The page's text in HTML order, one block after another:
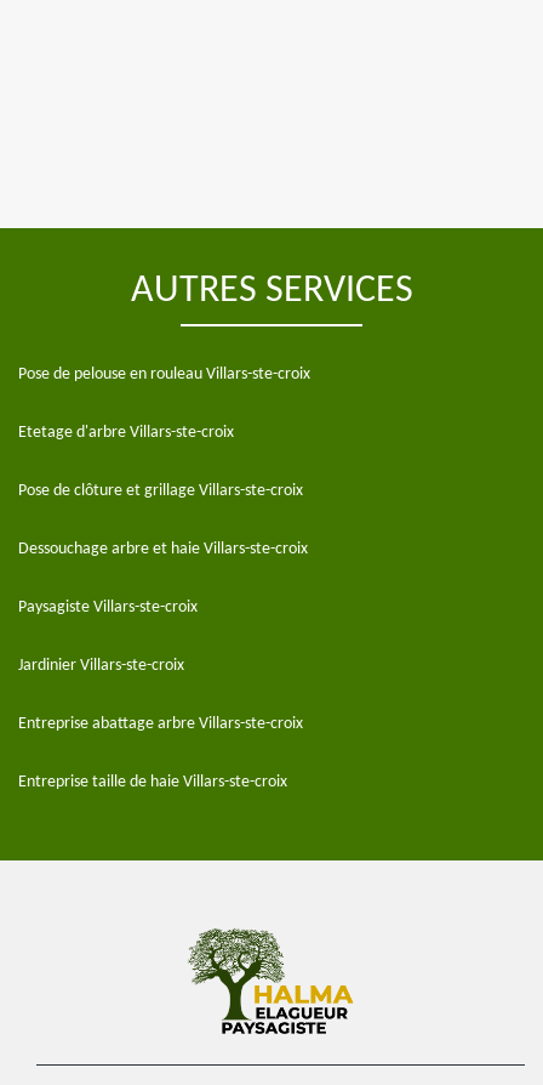
AUTRES SERVICES
Pose de pelouse en rouleau Villars-ste-croix
Etetage d'arbre Villars-ste-croix
Pose de clôture et grillage Villars-ste-croix
Dessouchage arbre et haie Villars-ste-croix
Paysagiste Villars-ste-croix
Jardinier Villars-ste-croix
Entreprise abattage arbre Villars-ste-croix
Entreprise taille de haie Villars-ste-croix